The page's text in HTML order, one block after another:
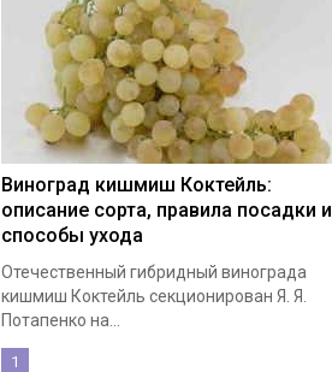
Виноград кишмиш Коктейль:
описание сорта, правила посадки и
способы ухода
Отечественный гибридный винограда
кишмиш Коктейль секционирован Я. Я.
Потапенко на...
1